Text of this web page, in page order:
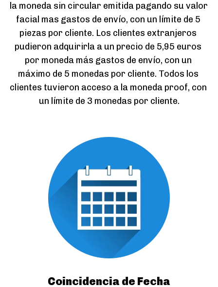
la moneda sin circular emitida pagando su valor
facial mas gastos de envío, con un límite de 5
piezas por cliente. Los clientes extranjeros
pudieron adquirirla a un precio de 5,95 euros
por moneda más gastos de envío, con un
máximo de 5 monedas por cliente. Todos los
clientes tuvieron acceso a la moneda proof, con
un límite de 3 monedas por cliente.
Coincidencia de Fecha